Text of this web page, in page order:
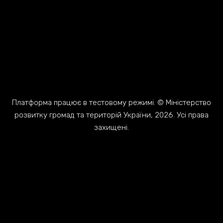
Платформа працює в тестовому режимі. © Міністерство
розвитку громад та територій України, 2026. Усі права
захищені.